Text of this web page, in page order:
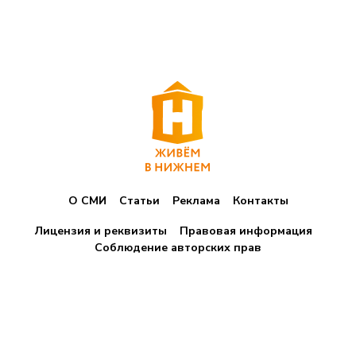
О СМИ Статьи Реклама
Контакты
Лицензия и реквизиты
Правовая информация
Соблюдение авторских прав